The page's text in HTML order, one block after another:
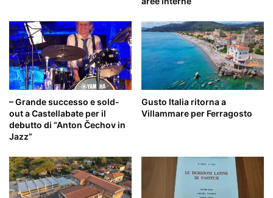
– Grande successo e sold-
out a Castellabate per il
debutto di “Anton Čechov in
Jazz”
Gusto Italia ritorna a
Villammare per Ferragosto